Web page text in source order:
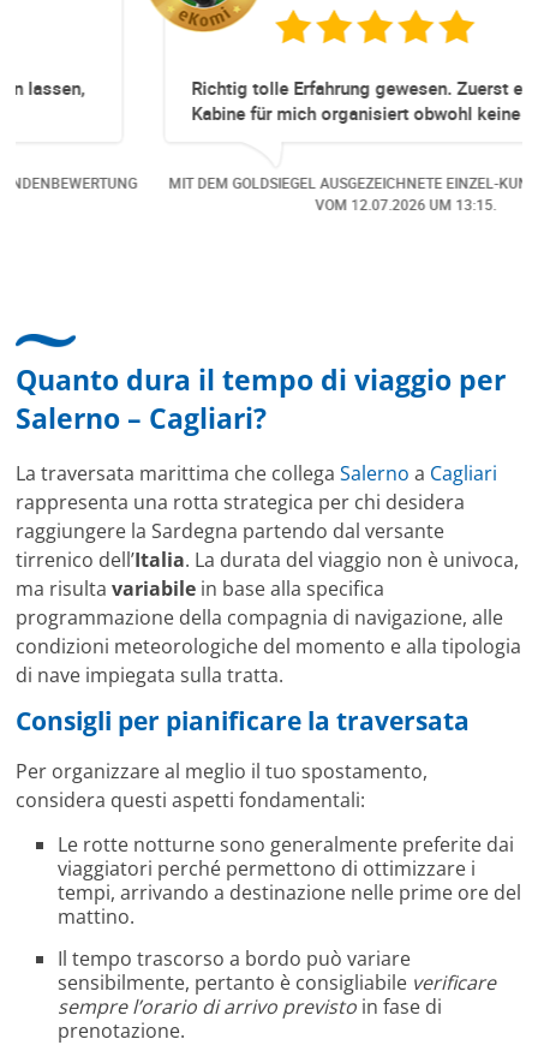
Richtig tolle Erfahrung gewesen. Zuerst eine
Kabine für mich organisiert obwohl keine mehr
dazu gekommen ist, aber auch da sehr kompetent,
freundlich, unkompliziert und sehr angenehme
MIT DEM GOLDSIEGEL AUSGEZEICHNETE EINZEL-KUNDENBEWERTUNG
UM 13:15.
Quanto dura il tempo di viaggio per
Salerno – Cagliari?
La traversata marittima che collegaSalerno a Cagliari
rappresenta una rotta strategica per chi desidera
raggiungere la Sardegna partendo dal versante
tirrenico dell’Italia. La durata del viaggio non è univoca,
ma risultavariabile in base alla specifica
programmazione della compagnia di navigazione, alle
condizioni meteorologiche del momento e alla tipologia
di nave impiegata sulla tratta.
Consigli per pianificare la traversata
Per organizzare al meglio il tuo spostamento,
considera questi aspetti fondamentali:
Le rotte notturne sono generalmente preferite dai
viaggiatori perché permettono di ottimizzare i
tempi, arrivando a destinazione nelle prime ore del
mattino.
Il tempo trascorso a bordo può variare
sensibilmente, pertanto è consigliabile verificare
sempre l’orario di arrivo previsto in fase di
prenotazione.